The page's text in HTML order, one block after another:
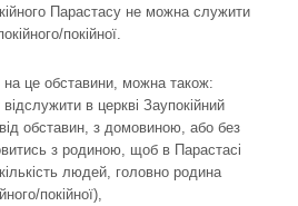
Парастасу не можна служити
покійної.
це обставини, можна також:
в церкві Заупокійний
обставин, з домовиною, або без
з родиною, щоб в Парастасі
людей, головно родина
покійної),